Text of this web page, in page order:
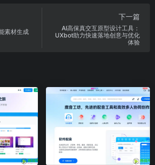
素材生成
下一篇
AI高保真交互原型设计工具：
UXbot助力快速落地创意与优化
体验